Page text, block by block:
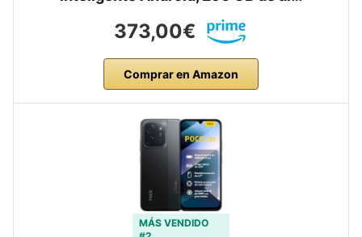
373,00€
Comprar en Amazon
MÁS VENDIDO